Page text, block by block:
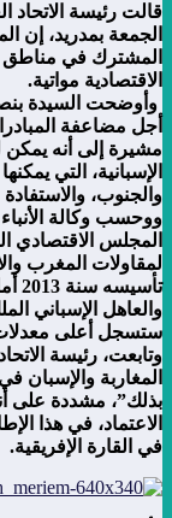
قالت رئيسة الاتحاد
الجمعة بمدريد، إن
المشترك في مناطق
الاقتصادية مواتية.
وأوضحت السيدة
أجل مضاعفة
مشيرة إلى أنه
الإسبانية، التي
والجنوب،
ووحسب وكالة
المجلس الاقتصادي
لمقاولات المغرب
والعاهل الإسباني
ستسجل أعلى معدلات
وتابعت، رئيسة
المغاربة والإسبان
بذلك”، مشددة على
في القارة الإفريقية.